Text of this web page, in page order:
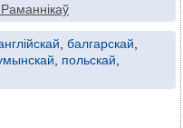
балгарскай
польскай